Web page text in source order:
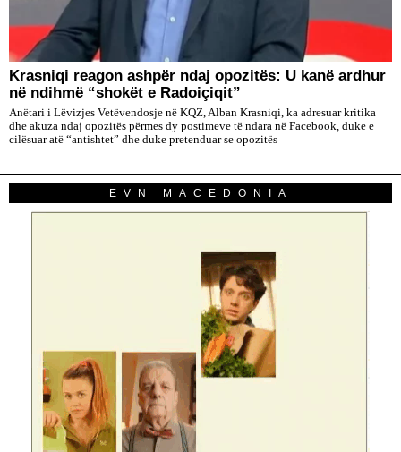
​Krasniqi reagon ashpër ndaj opozitës: U kanë ardhur
në ndihmë “shokët e Radoiçiqit”
Anëtari i Lëvizjes Vetëvendosje në KQZ, Alban Krasniqi, ka adresuar kritika
dhe akuza ndaj opozitës përmes dy postimeve të ndara në Facebook, duke e
cilësuar atë “antishtet” dhe duke pretenduar se opozitës
EVN MACEDONIA